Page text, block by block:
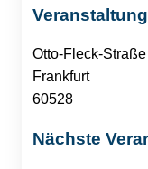
Otto-Fleck-
Frankfurt
60528
Nächste